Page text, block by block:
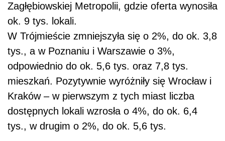
Zagłębiowskiej Metropolii, gdzie oferta wynosiła
ok. 9 tys. lokali.
W Trójmieście zmniejszyła się o 2%, do ok. 3,8
tys., a w Poznaniu i Warszawie o 3%,
odpowiednio do ok. 5,6 tys. oraz 7,8 tys.
mieszkań. Pozytywnie wyróżniły się Wrocław i
Kraków – w pierwszym z tych miast liczba
dostępnych lokali wzrosła o 4%, do ok. 6,4
tys., w drugim o 2%, do ok. 5,6 tys.